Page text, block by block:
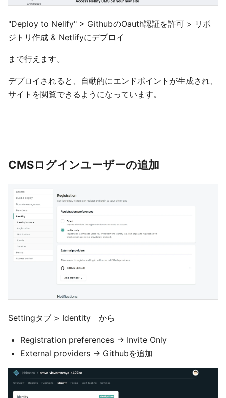
"Deploy to Nelify" > GithubのOauth認証を許可 > リポ
ジトリ作成 & Netlifyにデプロイ
まで行えます。
デプロイされると、自動的にエンドポイントが生成され、
サイトを閲覧できるようになっています。
CMSログインユーザーの追加
Settingタブ > Identity から
Registration preferences → Invite Only
External providers → Githubを追加